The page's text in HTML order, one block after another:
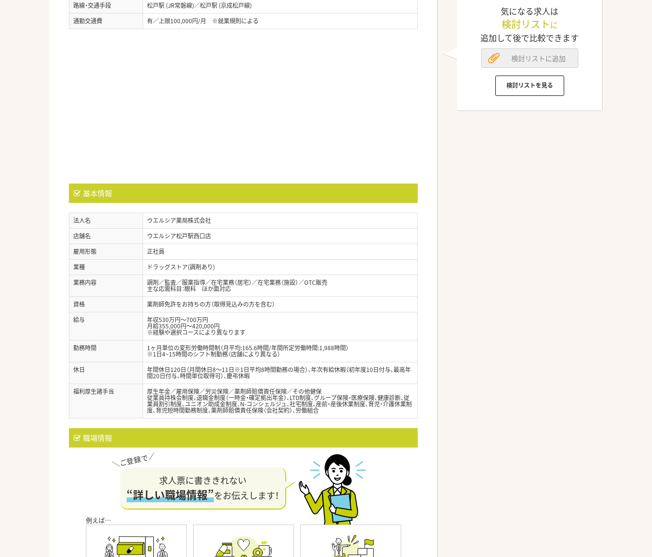
路線・交通手段
松戸駅 (JR常磐線)／松戸駅 (京成松戸線)
通勤交通費
有／上限100,000円/月 ※就業規則による
基本情報
法人名
ウエルシア薬局株式会社
店舗名
ウエルシア松戸駅西口店
雇用形態
正社員
業種
ドラッグストア(調剤あり)
業務内容
調剤／監査／服薬指導／在宅業務（居宅）／在宅業務（施設）／OTC販売
主な応需科目：眼科 ほか面対応
資格
薬剤師免許をお持ちの方（取得見込みの方を含む）
給与
年収530万円～700万円
月給355,000円～420,000円
※経験や選択コースにより異なります
勤務時間
1ヶ月単位の変形労働時間制（月平均:165.6時間/年間所定労働時間:1,988時間）
※1日4~15時間のシフト制勤務（店舗により異なる）
休日
年間休日120日（月間休日8～11日※1日平均8時間勤務の場合）、年次有給休暇（初年度10日付与、最高年
間20日付与、時間単位取得可）、慶弔休暇
福利厚生諸手当
厚生年金／雇用保険／労災保険／薬剤師賠償責任保険／その他健保
従業員持株会制度、退職金制度（一時金・確定拠出年金）、LTD制度、グループ保険・医療保険、健康診断、従
業員割引制度、ユニオン助成金制度、N-コンシェルジュ、社宅制度、産前・産後休業制度、育児・介護休業制
度、育児短時間勤務制度、薬剤師賠償責任保険（会社契約）、労働組合
職場情報
求人票に書ききれない
“詳しい職場情報”をお伝えします！
気になる求人は
検討リスト に
追加して後で比較できます
検討リストに追加
検討リストを見る